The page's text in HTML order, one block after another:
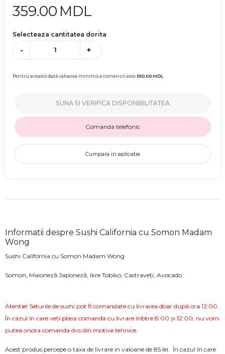
359.00 MDL
Selecteaza cantitatea dorita
- +
Pentru această dată valoarea minimă a comenzii este550.00MDL
SUNA SI VERIFICA DISPONIBILITATEA
Comanda telefonic
Cumpara in aplicatie
Informatii despre Sushi California cu Somon Madam
Wong
Sushi California cu Somon Madam Wong
Somon, Maioneză Japoneză, Ikre Tobiko, Castraveți, Avocado
Atentie! Seturile de sushi pot fi comandate cu livrarea doar după ora 12:00.
În cazul în care veți plasa comanda cu livrare înbtre 8:00 și 12:00, nu vom
putea onora comanda dvs din motive tehnice.
Acest produs percepe o taxa de livrare in valoane de 85 lei. În cazul în care